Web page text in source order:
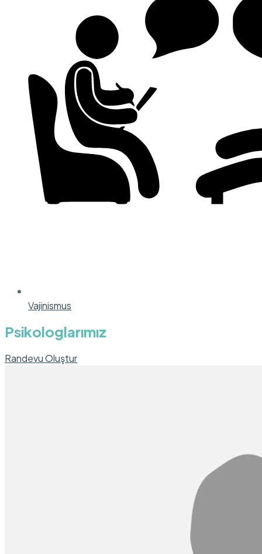
Vajinismus
Psikologlarımız
Randevu Oluştur